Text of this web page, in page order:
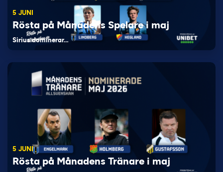
5 JUNI
Rösta på Månadens Spelare i maj
Sirius dominerar…
5 JUNI
Rösta på Månadens Tränare i maj